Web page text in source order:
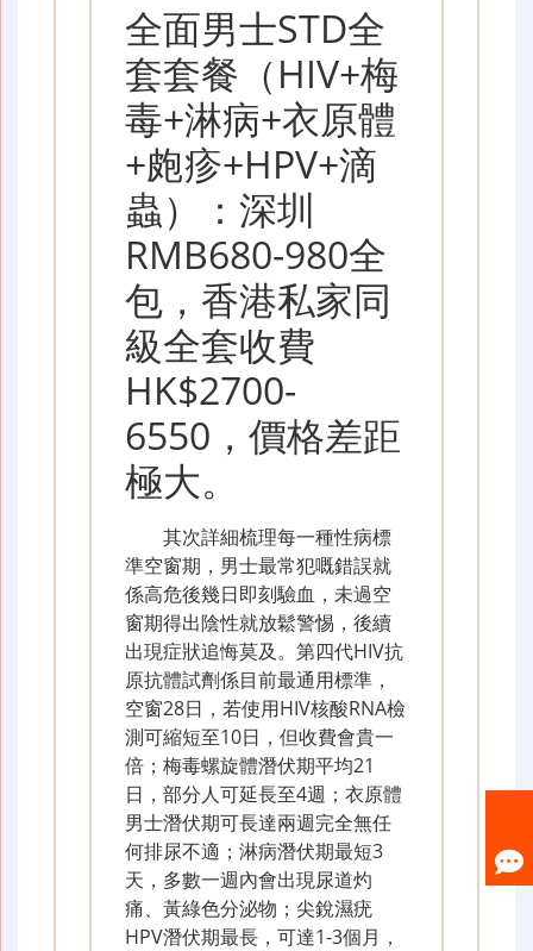
全面男士STD全
套套餐（HIV+梅
毒+淋病+衣原體
+皰疹+HPV+滴
蟲）：深圳
RMB680-980全
包，香港私家同
級全套收費
HK$2700-
6550，價格差距
極大。
其次詳細梳理每一種性病標
準空窗期，男士最常犯嘅錯誤就
係高危後幾日即刻驗血，未過空
窗期得出陰性就放鬆警惕，後續
出現症狀追悔莫及。第四代HIV抗
原抗體試劑係目前最通用標準，
空窗28日，若使用HIV核酸RNA檢
測可縮短至10日，但收費會貴一
倍；梅毒螺旋體潛伏期平均21
日，部分人可延長至4週；衣原體
男士潛伏期可長達兩週完全無任
何排尿不適；淋病潛伏期最短3
天，多數一週內會出現尿道灼
痛、黃綠色分泌物；尖銳濕疣
HPV潛伏期最長，可達1-3個月，